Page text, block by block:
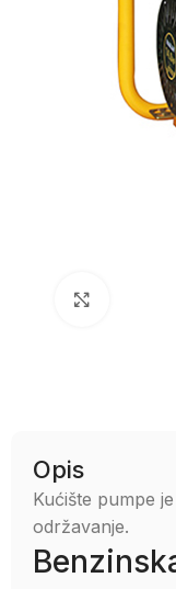
Opis
Kućište pumpe
održavanje.